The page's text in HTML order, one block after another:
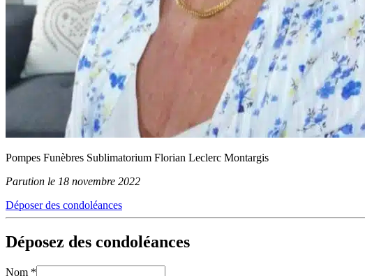
Pompes Funèbres Sublimatorium Florian Leclerc Montargis
Parution le 18 novembre 2022
Déposer des condoléances
Déposez des condoléances
Nom *